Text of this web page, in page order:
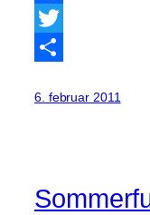
Facebook
Twitter
6. februar 2011